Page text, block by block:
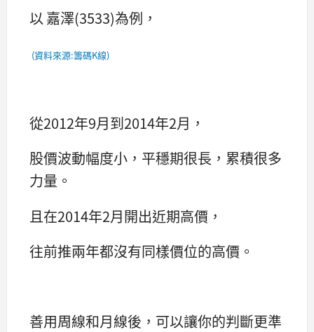
以 嘉澤(3533)為例，
(資料來源:籌碼K線)
從2012年9月到2014年2月，
股價波動幅度小，平穩期很長，累積很多
力量。
且在2014年2月開出近期高價，
往前推兩年都沒有同樣價位的高價。
善用周線和月線後，可以讓你的判斷更準